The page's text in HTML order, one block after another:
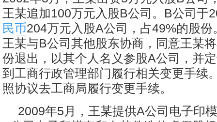
王某追加100万元入股B公司。B公司于
民币204万元入股A公司，占49%的股
王某与B公司其他股东协商，同意王某
份退出，以其个人名义参股A公司，并
到工商行政管理部门履行相关变更手续
照协议去工商局履行变更手续。
2009年5月，王某提供A公司电子印